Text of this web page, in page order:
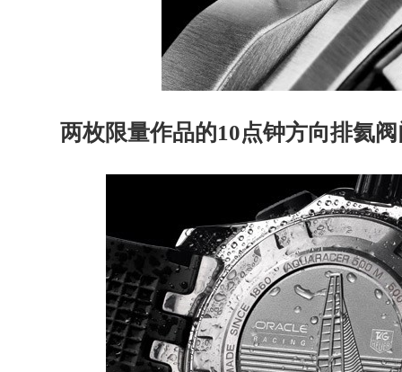
两枚限量作品的10点钟方向排氦